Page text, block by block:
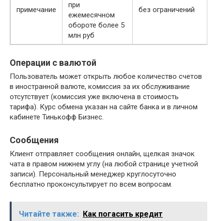
примечание
при
ежемесячном
обороте более 5
млн руб
без ограничений
Операции с валютой
Пользователь может открыть любое количество счетов
в иностранной валюте, комиссия за их обслуживание
отсутствует (комиссия уже включена в стоимость
тарифа). Курс обмена указан на сайте банка и в личном
кабинете Тинькофф Бизнес.
Сообщения
Клиент отправляет сообщения онлайн, щелкая значок
чата в правом нижнем углу (на любой странице учетной
записи). Персональный менеджер круглосуточно
бесплатно проконсультирует по всем вопросам.
Читайте также:
Как погасить кредит